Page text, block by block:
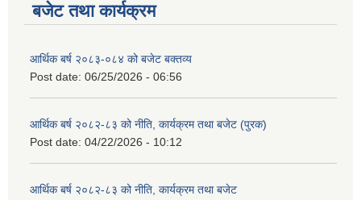
बजेट तथा कार्यक्रम
आर्थिक बर्ष २०८३-०८४ को बजेट बक्तव्य
Post date: 06/25/2026 - 06:56
आर्थिक बर्ष २०८२-८३ को नीति, कार्यक्रम तथा बजेट (पुरक)
Post date: 04/22/2026 - 10:12
आर्थिक बर्ष २०८२-८३ को नीति, कार्यक्रम तथा बजेट